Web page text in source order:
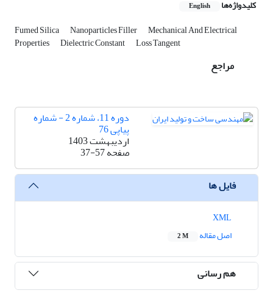
کلیدواژه‌ها English
Fumed Silica Nanoparticles Filler Mechanical And Electrical
Properties Dielectric Constant Loss Tangent
مراجع
دوره 11، شماره 2 - شماره
پیاپی 76
اردیبهشت 1403
صفحه37-57
فایل ها
اصل مقاله
2 M
هم رسانی